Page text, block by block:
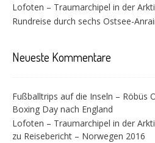
Lofoten – Traumarchipel in der
Rundreise durch sechs Ostsee-
Neueste Kommentare
Fußballtrips auf die Inseln – Röbüs
Boxing Day nach England
Lofoten – Traumarchipel in der
zu Reisebericht – Norwegen 2016